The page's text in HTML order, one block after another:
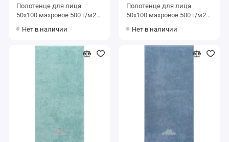
Полотенце для лица
50х100 махровое 500 г/м2
Нет в наличии
Полотенце для лица
50х100 махровое 500 г/м2
мануфактура
Нет в наличии